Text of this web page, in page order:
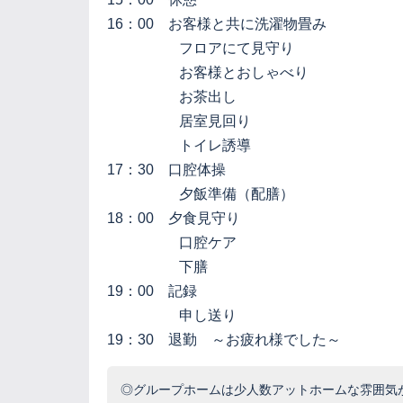
16：00 お客様と共に洗濯物畳み
フロアにて見守り
お客様とおしゃべり
お茶出し
居室見回り
トイレ誘導
17：30 口腔体操
夕飯準備（配膳）
18：00 夕食見守り
口腔ケア
下膳
19：00 記録
申し送り
19：30 退勤 ～お疲れ様でした～
◎グループホームは少人数アットホームな雰囲気